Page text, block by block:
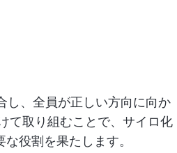
し、全員が正しい方向に向か
て取り組むことで、サイロ化
役割を果たします。